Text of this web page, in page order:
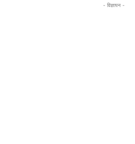
- विज्ञापन -